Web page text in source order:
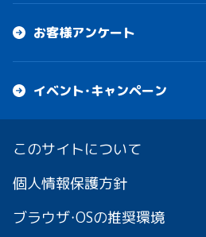
お客様アンケート
イベント・キャンペーン
このサイトについて
個人情報保護方針
ブラウザ・OSの推奨環境